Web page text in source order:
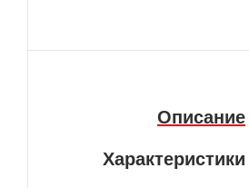
Описание
Характеристики